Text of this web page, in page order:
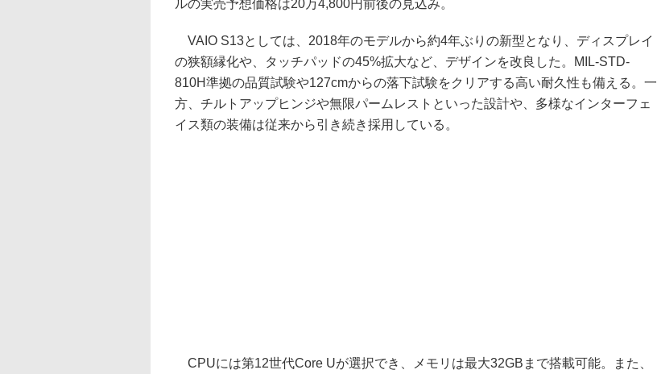
ルの実売予想価格は20万4,800円前後の見込み。
VAIO S13としては、2018年のモデルから約4年ぶりの新型となり、ディスプレイ
の狭額縁化や、タッチパッドの45%拡大など、デザインを改良した。MIL-STD-
810H準拠の品質試験や127cmからの落下試験をクリアする高い耐久性も備える。一
方、チルトアップヒンジや無限パームレストといった設計や、多様なインターフェ
イス類の装備は従来から引き続き採用している。
CPUには第12世代Core Uが選択でき、メモリは最大32GBまで搭載可能。また、